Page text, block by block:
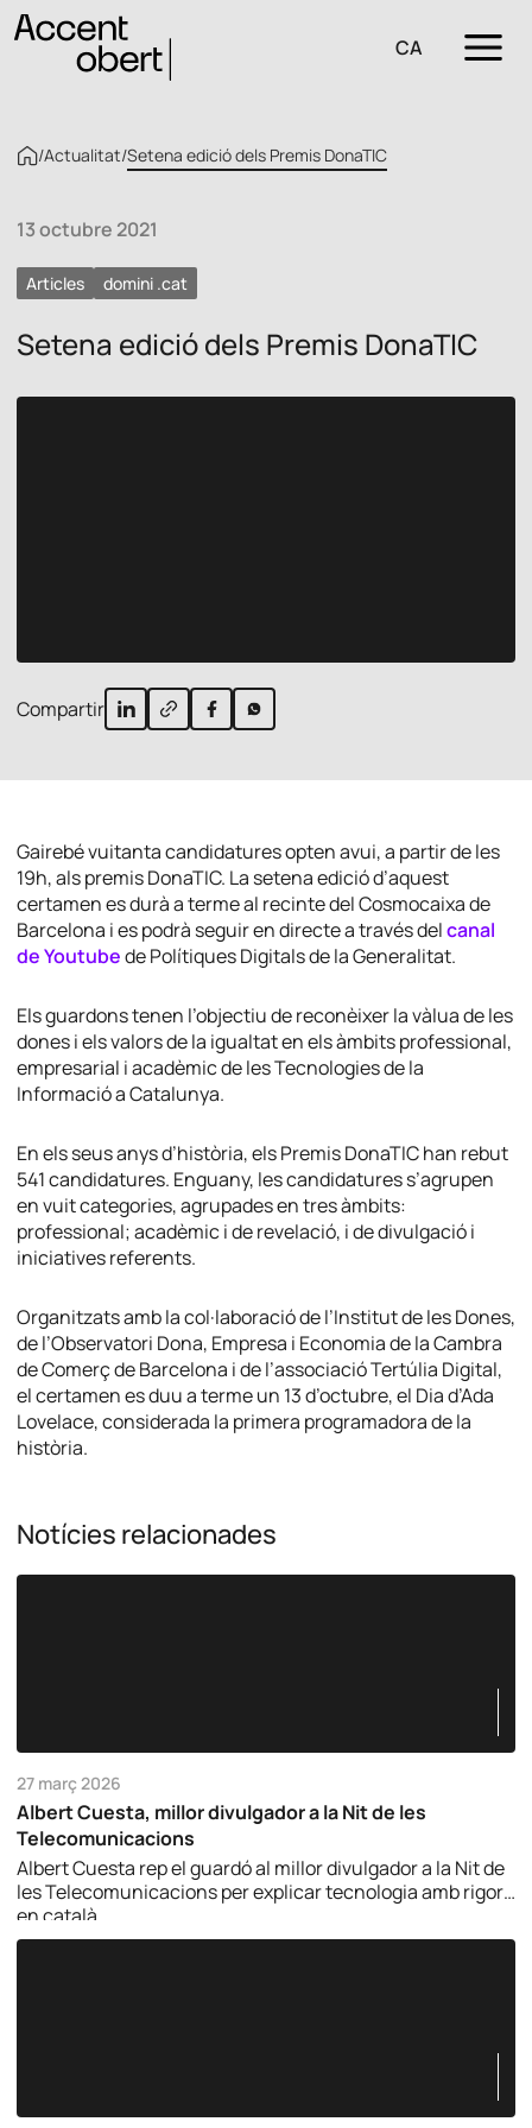
CA
/Actualitat/Setena edició dels Premis DonaTIC
13 octubre 2021
Articles domini .cat
Setena edició dels Premis DonaTIC
Compartir
Gairebé vuitanta candidatures opten avui, a partir de les
19h, als premis DonaTIC. La setena edició d’aquest
certamen es durà a terme al recinte del Cosmocaixa de
Barcelona i es podrà seguir en directe a través delcanal
de Youtubede Polítiques Digitals de la Generalitat.
Els guardons tenen l’objectiu de reconèixer la vàlua de les
dones i els valors de la igualtat en els àmbits professional,
empresarial i acadèmic de les Tecnologies de la
Informació a Catalunya.
En els seus anys d’història, els Premis DonaTIC han rebut
541 candidatures. Enguany, les candidatures s’agrupen
en vuit categories, agrupades en tres àmbits:
professional; acadèmic i de revelació, i de divulgació i
iniciatives referents.
Organitzats amb la col·laboració de l’Institut de les Dones,
de l’Observatori Dona, Empresa i Economia de la Cambra
de Comerç de Barcelona i de l’associació Tertúlia Digital,
el certamen es duu a terme un 13 d’octubre, el Dia d’Ada
Lovelace, considerada la primera programadora de la
història.
Notícies relacionades
27 març 2026
Albert Cuesta, millor divulgador a la Nit de les
Telecomunicacions
Albert Cuesta rep el guardó al millor divulgador a la Nit de
les Telecomunicacions per explicar tecnologia amb rigor i
en català.